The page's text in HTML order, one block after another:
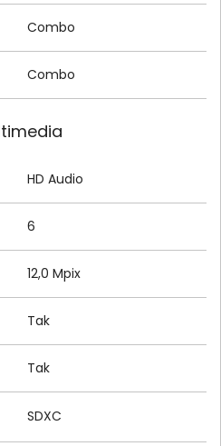
Combo
Combo
HD Audio
6
12,0 Mpix
Tak
Tak
SDXC